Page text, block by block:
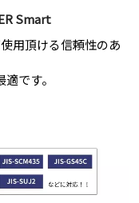
Smart
用頂ける信頼性のあ
です。